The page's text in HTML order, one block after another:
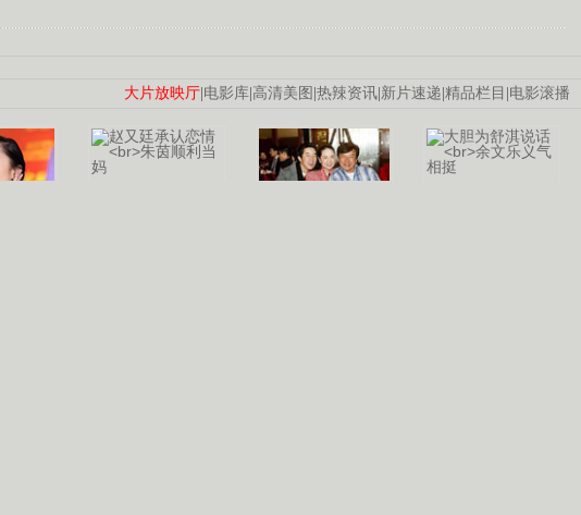
大片放映厅 电影库 高清美图 热辣资讯 新片速递 精品栏目 电影滚播